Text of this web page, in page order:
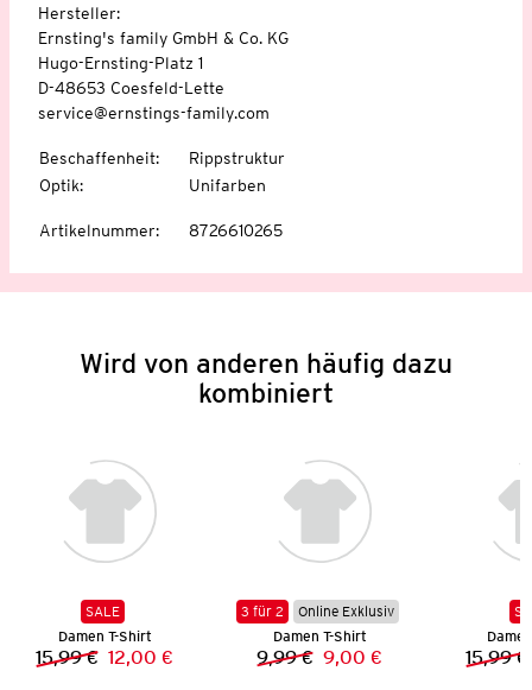
Hersteller:
Ernsting's family GmbH & Co. KG
Hugo-Ernsting-Platz 1
D-48653 Coesfeld-Lette
service@ernstings-family.com
Beschaffenheit:
Rippstruktur
Optik: Unifarben
Artikelnummer: 8726610265
Wird von anderen häufig dazu
kombiniert
SALE
Damen T-Shirt
Vorheriger Preis:
15,99 € Neuer Preis:
12,00 €
3 für 2
Online Exklusiv
Damen T-Shirt
Vorheriger Preis:
9,99 € Neuer Preis:
9,00 € 15,99 €